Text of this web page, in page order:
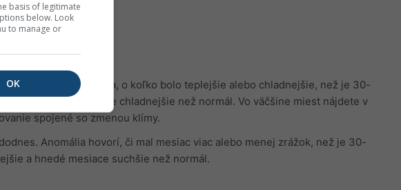
Anomália udáva, o koľko bolo teplejšie alebo chladnejšie, než je 30-
a modré mesiace chladnejšie než normál. Vo väčšine miest nájdete v
spojené so zmenou klímy.
Anomália hovorí, či mal mesiac viac alebo menej zrážok, než je 30-
a hnedé mesiace suchšie než normál.
basis of legitimate
below. Look
to manage or
OK